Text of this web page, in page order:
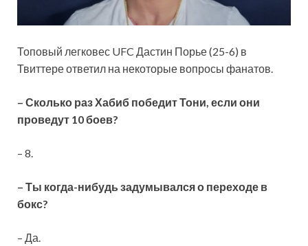
Топовый легковес UFC Дастин Порье (25-6) в
Твиттере ответил на некоторые вопросы фанатов.
– Сколько раз Хабиб победит Тони, если они
проведут 10 боев?
– 8.
– Ты когда-нибудь задумывался о переходе в
бокс?
– Да.